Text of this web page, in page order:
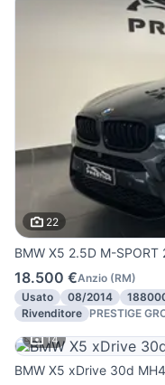
22
BMW X5 2.5D M-SPORT
18.500 €Anzio (RM)
Usato
08/2014
Rivenditore PRESTIGE
14
BMW X5 xDrive 30d